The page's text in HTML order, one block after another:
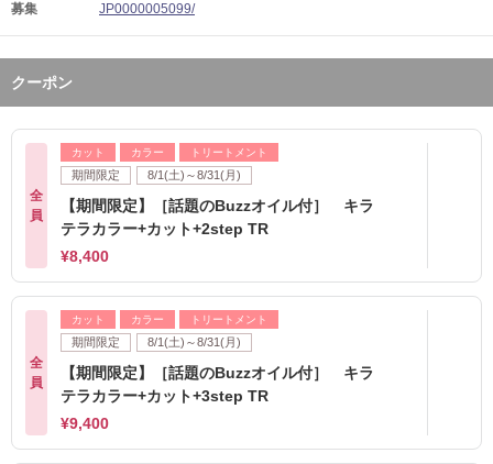
募集
JP0000005099/
クーポン
全
員
カット カラー トリートメント
期間限定 8/1(土)～8/31(月)
【期間限定】［話題のBuzzオイル付］ キラ
テラカラー+カット+2step TR
¥8,400
全
員
カット カラー トリートメント
期間限定 8/1(土)～8/31(月)
【期間限定】［話題のBuzzオイル付］ キラ
テラカラー+カット+3step TR
¥9,400